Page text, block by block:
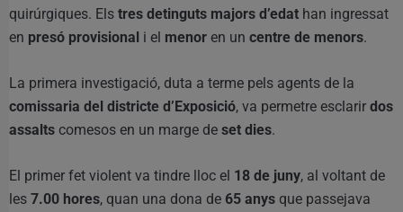
quirúrgiques. Els tres detinguts majors d’edat han ingressat
en presó provisional i el menor en un centre de menors.
La primera investigació, duta a terme pels agents de la
comissaria del districte d’Exposició, va permetre esclarir dos
assalts comesos en un marge de set dies.
El primer fet violent va tindre lloc el 18 de juny, al voltant de
les 7.00 hores, quan una dona de 65 anys que passejava